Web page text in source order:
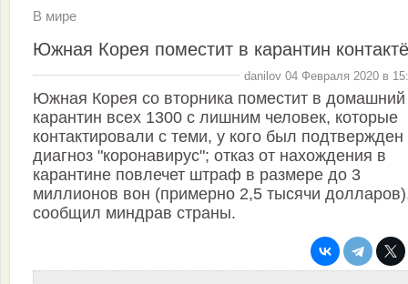
В мире
Южная Корея поместит в карантин
danilov 04 Февраля 2020 в
Южная Корея со вторника поместит в домашний
карантин всех 1300 с лишним человек, которые
контактировали с теми, у кого был подтвержден
диагноз "коронавирус"; отказ от нахождения в
карантине повлечет штраф в размере до 3
миллионов вон (примерно 2,5 тысячи
сообщил миндрав страны.